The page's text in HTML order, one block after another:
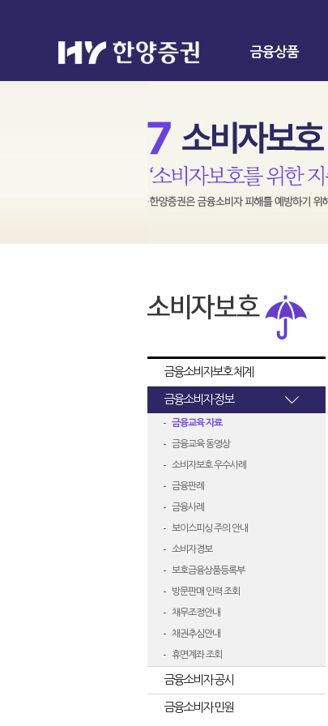
금융상품
금융소비자보호 체계
금융소비자 정보
금융교육 자료
금융교육 동영상
소비자보호 우수사례
금융판례
금융사례
보이스피싱 주의 안내
소비자경보
보호금융상품등록부
방문판매 인력 조회
채무조정안내
채권추심안내
휴면계좌 조회
금융소비자 공시
금융소비자 민원